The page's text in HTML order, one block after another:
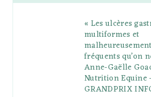
b
t
l
e
P
l
s
a
g
r
a
m
e
r
e
s
« Les ulcères
multiformes et
fréquents qu’on
Anne-Gaëlle
Nutrition Equine
GRANDPRIX